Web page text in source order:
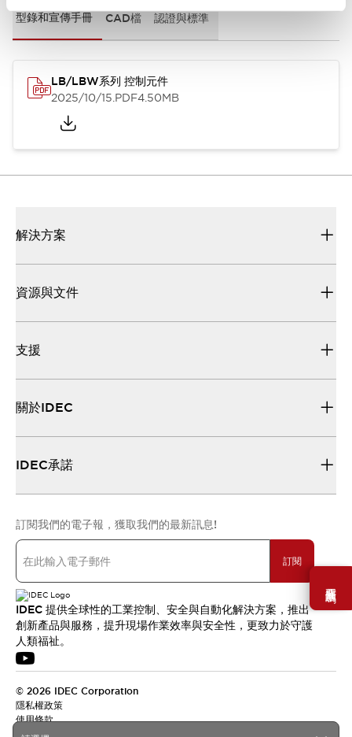
需要幫助嗎？
型錄和宣傳手冊 CAD檔 認證與標準
LB/LBW系列 控制元件
2025/10/15.PDF4.50MB
解決方案
資源與文件
支援
關於IDEC
IDEC承諾
訂閱我們的電子報，獲取我們的最新訊息!
訂閱
IDEC 提供全球性的工業控制、安全與自動化解決方案，推出
創新產品與服務，提升現場作業效率與安全性，更致力於守護
人類福祉。
© 2026 IDEC Corporation
隱私權政策
使用條款